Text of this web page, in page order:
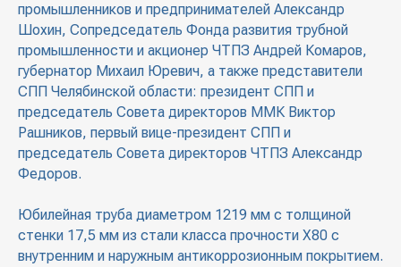
промышленников и предпринимателей Александр
Шохин, Сопредседатель Фонда развития трубной
промышленности и акционер ЧТПЗ Андрей Комаров,
губернатор Михаил Юревич, а также представители
СПП Челябинской области: президент СПП и
председатель Совета директоров ММК Виктор
Рашников, первый вице-президент СПП и
председатель Совета директоров ЧТПЗ Александр
Федоров.
Юбилейная труба диаметром 1219 мм с толщиной
стенки 17,5 мм из стали класса прочности Х80 с
внутренним и наружным антикоррозионным покрытием.